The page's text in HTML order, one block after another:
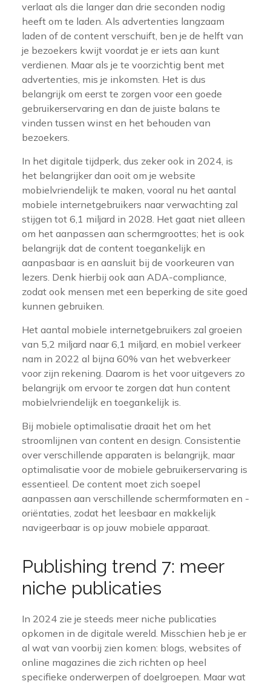
verlaat als die langer dan drie seconden nodig
heeft om te laden. Als advertenties langzaam
laden of de content verschuift, ben je de helft van
je bezoekers kwijt voordat je er iets aan kunt
verdienen. Maar als je te voorzichtig bent met
advertenties, mis je inkomsten. Het is dus
belangrijk om eerst te zorgen voor een goede
gebruikerservaring en dan de juiste balans te
vinden tussen winst en het behouden van
bezoekers.
In het digitale tijdperk, dus zeker ook in 2024, is
het belangrijker dan ooit om je website
mobielvriendelijk te maken, vooral nu het aantal
mobiele internetgebruikers naar verwachting zal
stijgen tot 6,1 miljard in 2028. Het gaat niet alleen
om het aanpassen aan schermgroottes; het is ook
belangrijk dat de content toegankelijk en
aanpasbaar is en aansluit bij de voorkeuren van
lezers. Denk hierbij ook aan ADA-compliance,
zodat ook mensen met een beperking de site goed
kunnen gebruiken.
Het aantal mobiele internetgebruikers zal groeien
van 5,2 miljard naar 6,1 miljard, en mobiel verkeer
nam in 2022 al bijna 60% van het webverkeer
voor zijn rekening. Daarom is het voor uitgevers zo
belangrijk om ervoor te zorgen dat hun content
mobielvriendelijk en toegankelijk is.
Bij mobiele optimalisatie draait het om het
stroomlijnen van content en design. Consistentie
over verschillende apparaten is belangrijk, maar
optimalisatie voor de mobiele gebruikerservaring is
essentieel. De content moet zich soepel
aanpassen aan verschillende schermformaten en -
oriëntaties, zodat het leesbaar en makkelijk
navigeerbaar is op jouw mobiele apparaat.
Publishing trend 7: meer
niche publicaties
In 2024 zie je steeds meer niche publicaties
opkomen in de digitale wereld. Misschien heb je er
al wat van voorbij zien komen: blogs, websites of
online magazines die zich richten op heel
specifieke onderwerpen of doelgroepen. Maar wat